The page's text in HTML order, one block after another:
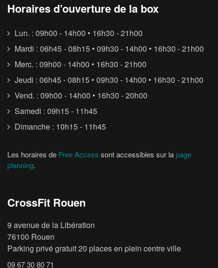
Horaires d’ouverture de la box
Lun. : 09h00 - 14h00 • 16h30 - 21h00
Mardi : 06h45 - 08h15 • 09h30 - 14h00 • 16h30 - 21h00
Merc. : 09h00 - 14h00 • 16h30 - 21h00
Jeudi : 06h45 - 08h15 • 09h30 - 14h00 • 16h30 - 21h00
Vend. : 09h00 - 14h00 • 16h30 - 20h00
Samedi : 09h15 - 11h45
Dimanche : 10h15 - 11h45
Les horaires de Free Access sont accessibles sur la page
planning.
CrossFit Rouen
9 avenue de la Libération
76100 Rouen
Parking privé gratuit 20 places en plein centre ville
09 67 30 80 71